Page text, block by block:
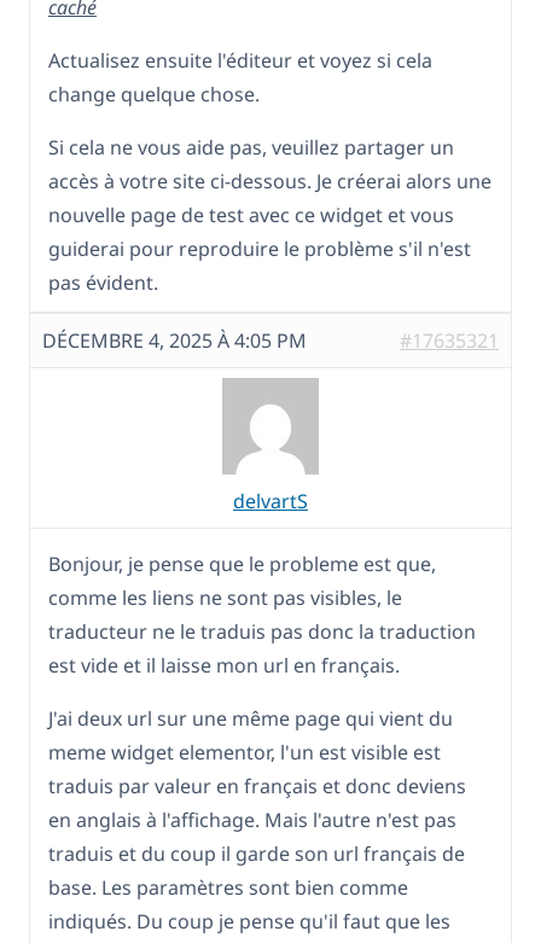
caché
Actualisez ensuite l'éditeur et voyez si cela
change quelque chose.
Si cela ne vous aide pas, veuillez partager un
accès à votre site ci-dessous. Je créerai alors une
nouvelle page de test avec ce widget et vous
guiderai pour reproduire le problème s'il n'est
pas évident.
DÉCEMBRE 4, 2025 À 4:05 PM #17635321
delvartS
Bonjour, je pense que le probleme est que,
comme les liens ne sont pas visibles, le
traducteur ne le traduis pas donc la traduction
est vide et il laisse mon url en français.
J'ai deux url sur une même page qui vient du
meme widget elementor, l'un est visible est
traduis par valeur en français et donc deviens
en anglais à l'affichage. Mais l'autre n'est pas
traduis et du coup il garde son url français de
base. Les paramètres sont bien comme
indiqués. Du coup je pense qu'il faut que les